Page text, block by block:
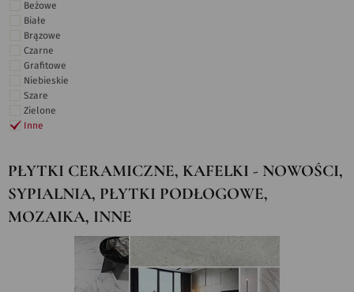
Beżowe
Białe
Brązowe
Czarne
Grafitowe
Niebieskie
Szare
Zielone
Inne
PŁYTKI CERAMICZNE, KAFELKI - NOWOŚCI,
SYPIALNIA, PŁYTKI PODŁOGOWE,
MOZAIKA, INNE